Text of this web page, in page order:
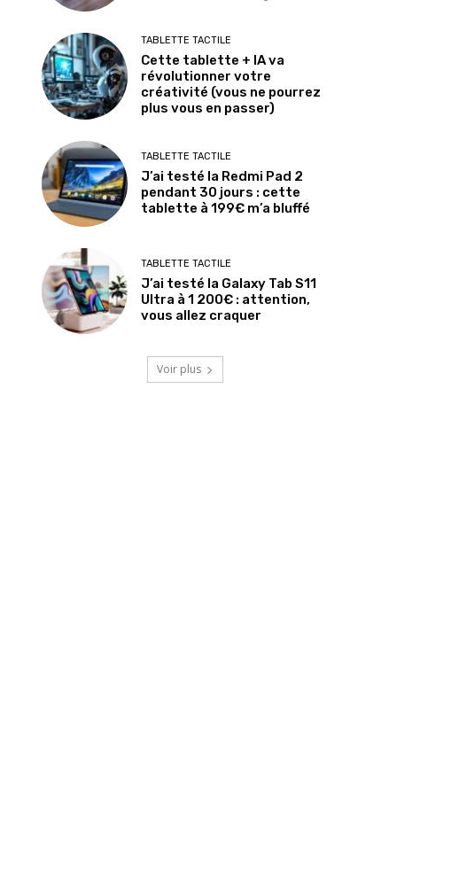
TABLETTE TACTILE
Cette tablette + IA va
révolutionner votre
créativité (vous ne pourrez
plus vous en passer)
TABLETTE TACTILE
J’ai testé la Redmi Pad 2
pendant 30 jours : cette
tablette à 199€ m’a bluffé
TABLETTE TACTILE
J’ai testé la Galaxy Tab S11
Ultra à 1 200€ : attention,
vous allez craquer
Voir plus